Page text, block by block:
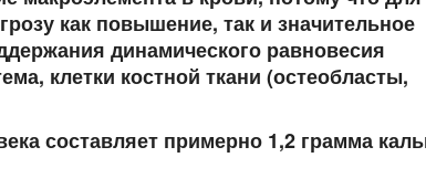
как повышение, так и значительное
динамического равновесия
клетки костной ткани (остеобласты,
составляет примерно 1,2 грамма